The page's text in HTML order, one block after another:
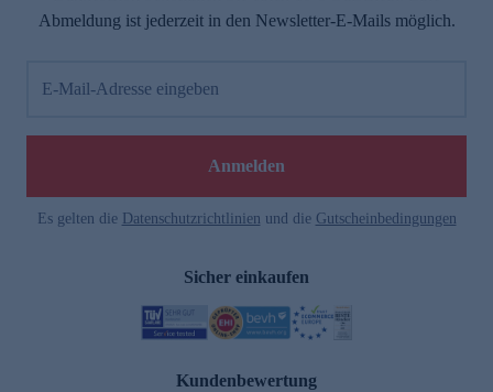
Abmeldung ist jederzeit in den Newsletter-E-Mails möglich.
E-Mail-Adresse eingeben
Anmelden
Es gelten die Datenschutzrichtlinien und die Gutscheinbedingungen
Sicher einkaufen
Kundenbewertung